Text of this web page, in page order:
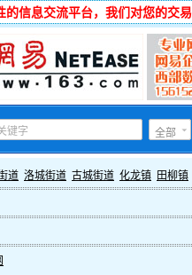
的信息交流平台，我们对您的交
全部
道 洛城街道 古城街道 化龙镇 田柳镇